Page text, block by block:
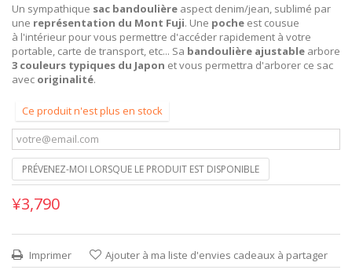
Un sympathique sac bandoulière aspect denim/jean, sublimé par
une représentation du Mont Fuji. Une poche est cousue
à l'intérieur pour vous permettre d'accéder rapidement à votre
portable, carte de transport, etc... Sa bandoulière ajustable arbore
3 couleurs typiques du Japon et vous permettra d'arborer ce sac
avec originalité.
Ce produit n'est plus en stock
PRÉVENEZ-MOI LORSQUE LE PRODUIT EST DISPONIBLE
¥3,790
Imprimer Ajouter à ma liste d'envies cadeaux à partager